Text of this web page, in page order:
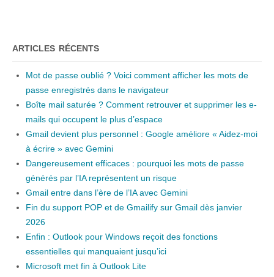
ARTICLES RÉCENTS
Mot de passe oublié ? Voici comment afficher les mots de
passe enregistrés dans le navigateur
Boîte mail saturée ? Comment retrouver et supprimer les e-
mails qui occupent le plus d’espace
Gmail devient plus personnel : Google améliore « Aidez-moi
à écrire » avec Gemini
Dangereusement efficaces : pourquoi les mots de passe
générés par l’IA représentent un risque
Gmail entre dans l’ère de l’IA avec Gemini
Fin du support POP et de Gmailify sur Gmail dès janvier
2026
Enfin : Outlook pour Windows reçoit des fonctions
essentielles qui manquaient jusqu’ici
Microsoft met fin à Outlook Lite